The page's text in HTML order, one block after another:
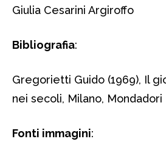
Giulia Cesarini Argiroffo
Bibliografia:
Gregorietti Guido (1969), Il
nei secoli, Milano, Mondadori
Fonti immagini: